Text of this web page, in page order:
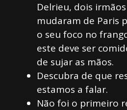
Delrieu, dois
mudaram de Paris
o seu foco no
este deve ser
de sujar as mãos.
Descubra de que
estamos a falar.
Não foi o primeiro